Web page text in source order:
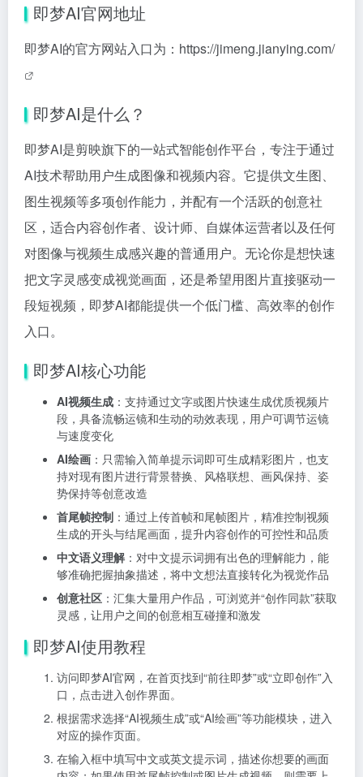
即梦AI官网地址
即梦AI的官方网站入口为： https://jimeng.jianying.com/
即梦AI是什么？
即梦AI是剪映旗下的一站式智能创作平台，专注于通过
AI技术帮助用户生成图像和视频内容。它提供文生图、
图生视频等多项创作能力，并配有一个活跃的创意社
区，适合内容创作者、设计师、自媒体运营者以及任何
对图像与视频生成感兴趣的普通用户。无论你是想快速
把文字灵感变成视觉画面，还是希望用图片直接驱动一
段短视频，即梦AI都能提供一个低门槛、高效率的创作
入口。
即梦AI核心功能
AI视频生成 ：支持通过文字或图片快速生成优质视频片
段，具备流畅运镜和生动的动效表现，用户可调节运镜
与速度变化
AI绘画 ：只需输入简单提示词即可生成精彩图片，也支
持对现有图片进行背景替换、风格联想、画风保持、姿
势保持等创意改造
首尾帧控制 ：通过上传首帧和尾帧图片，精准控制视频
生成的开头与结尾画面，提升内容创作的可控性和品质
中文语义理解：对中文提示词拥有出色的理解能力，能
够准确把握抽象描述，将中文想法直接转化为视觉作品
创意社区 ：汇集大量用户作品，可浏览并“创作同款”获取
灵感，让用户之间的创意相互碰撞和激发
即梦AI使用教程
访问即梦AI官网，在首页找到“前往即梦”或“立即创作”入
口，点击进入创作界面。
根据需求选择“AI视频生成”或“AI绘画”等功能模块，进入
对应的操作页面。
在输入框中填写中文或英文提示词，描述你想要的画面